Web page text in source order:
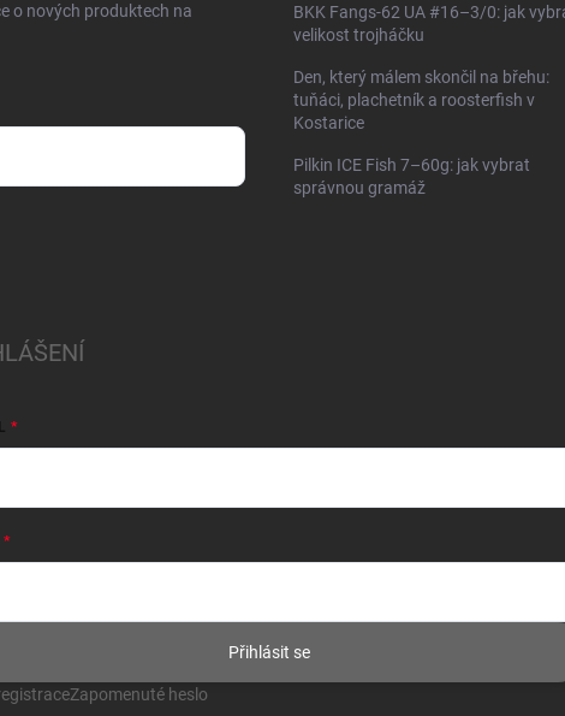
o nových produktech na
BKK Fangs-62 UA #16–3/0: jak
velikost trojháčku
Den, který málem skončil na břehu:
tuňáci, plachetník a roosterfish v
Kostarice
Pilkin ICE Fish 7–60g: jak vybrat
správnou gramáž
Přihlásit se
Zapomenuté heslo